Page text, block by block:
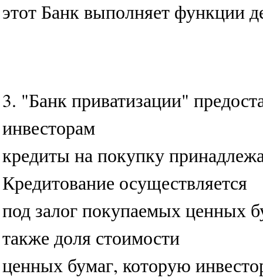
этот Банк выполняет функции
3. "Банк приватизации"
инвесторам
кредиты на покупку
Кредитование осуществляется
под залог покупаемых ценных
также доля стоимости
ценных бумаг, которую